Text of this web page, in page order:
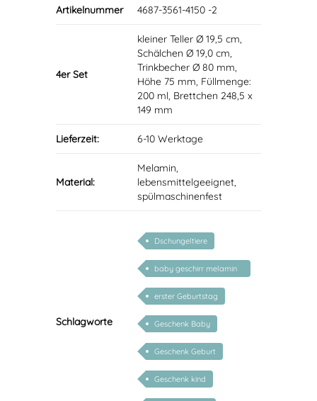
Artikelnummer 4687-3561-4150 -2
4er Set
kleiner Teller Ø 19,5 cm,
Schälchen Ø 19,0 cm,
Trinkbecher Ø 80 mm,
Höhe 75 mm, Füllmenge:
200 ml, Brettchen 248,5 x
149 mm
Lieferzeit: 6-10 Werktage
Material:
Melamin,
lebensmittelgeeignet,
spülmaschinenfest
Schlagworte
Dschungeltiere
baby geschirr melamin
set
erster Geburtstag
Geschenk Baby
Geschenk Geburt
Geschenk kind